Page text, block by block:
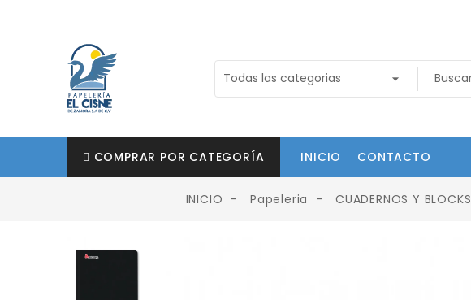
COMPRAR POR CATEGORÍA INICIO CONTACTO
INICIO Papeleria CUADERNOS Y BLOCKS